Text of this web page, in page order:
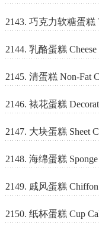
2143. 巧克力软糖蛋糕
2144. 乳酪蛋糕 Cheese
2145. 清蛋糕 Non-Fat
2146. 裱花蛋糕
2147. 大块蛋糕 Sheet
2148. 海绵蛋糕
2149. 戚风蛋糕
2150. 纸杯蛋糕 Cup